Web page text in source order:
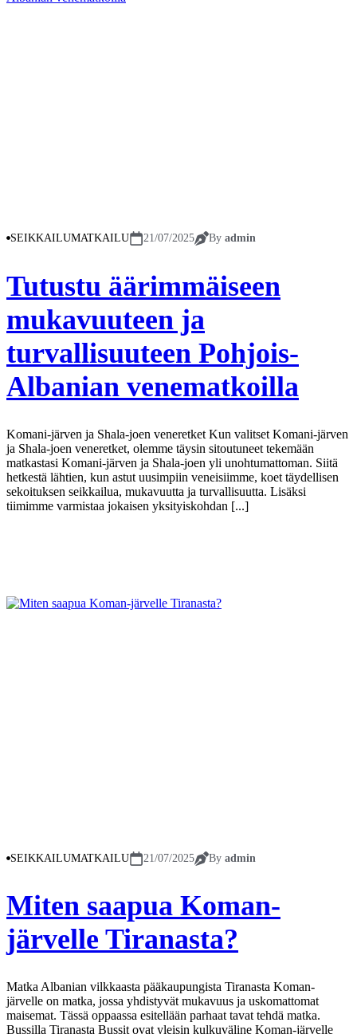
SEIKKAILUMATKAILU 21/07/2025 By admin
Tutustu äärimmäiseen
mukavuuteen ja
turvallisuuteen Pohjois-
Albanian venematkoilla
Komani-järven ja Shala-joen veneretket Kun valitset Komani-järven
ja Shala-joen veneretket, olemme täysin sitoutuneet tekemään
matkastasi Komani-järven ja Shala-joen yli unohtumattoman. Siitä
hetkestä lähtien, kun astut uusimpiin veneisiimme, koet täydellisen
sekoituksen seikkailua, mukavuutta ja turvallisuutta. Lisäksi
tiimimme varmistaa jokaisen yksityiskohdan [...]
SEIKKAILUMATKAILU 21/07/2025 By admin
Miten saapua Koman-
järvelle Tiranasta?
Matka Albanian vilkkaasta pääkaupungista Tiranasta Koman-
järvelle on matka, jossa yhdistyvät mukavuus ja uskomattomat
maisemat. Tässä oppaassa esitellään parhaat tavat tehdä matka.
Bussilla Tiranasta Bussit ovat yleisin kulkuväline Koman-järvelle